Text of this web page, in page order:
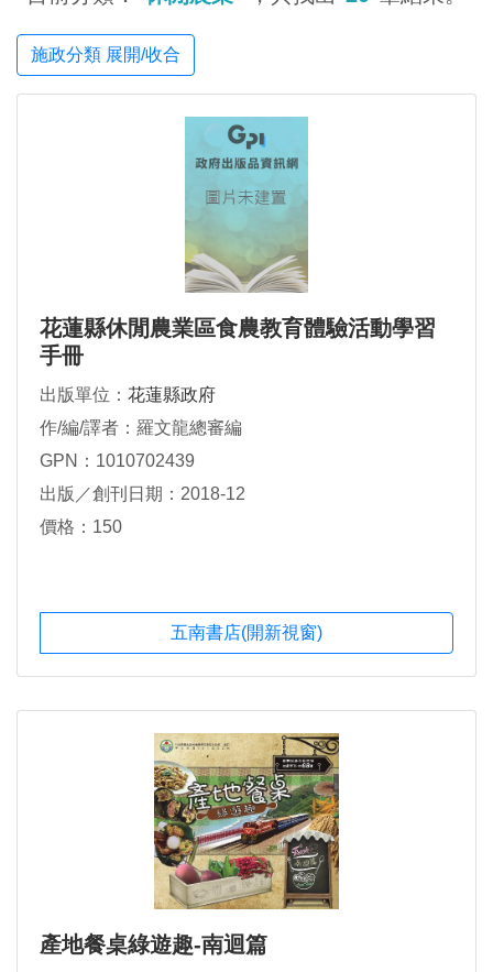
施政分類 展開/收合
花蓮縣休閒農業區食農教育體驗活動學習
手冊
出版單位： 花蓮縣政府
作/編/譯者：羅文龍總審編
GPN：1010702439
出版／創刊日期：2018-12
價格：150
五南書店(開新視窗)
產地餐桌綠遊趣-南迴篇